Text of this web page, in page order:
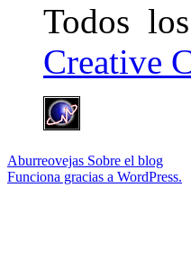
Todos
Creative
Aburreovejas Sobre el blog
Funciona gracias a WordPress.